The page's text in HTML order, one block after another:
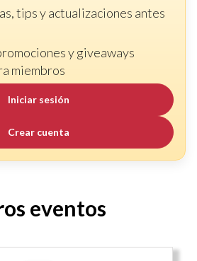
tips y actualizaciones antes
y giveaways
miembros
Iniciar sesión
Crear cuenta
eventos